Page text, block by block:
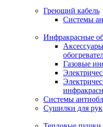
Греющий кабель
Системы
Инфракрасные
Газовые
Системы
Сушилки для рук